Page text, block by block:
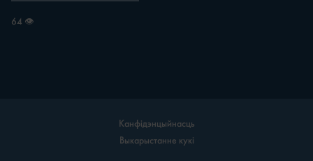
64 👁
Канфідэнцыйнасць
Выкарыстанне кукі